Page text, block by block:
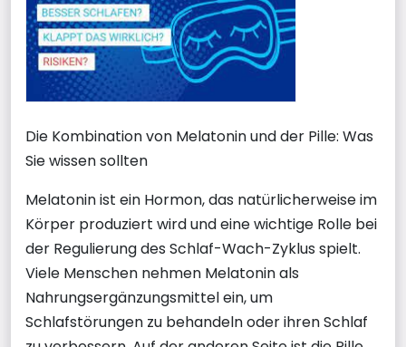
Die Kombination von Melatonin und der Pille: Was
Sie wissen sollten
Melatonin ist ein Hormon, das natürlicherweise im
Körper produziert wird und eine wichtige Rolle bei
der Regulierung des Schlaf-Wach-Zyklus spielt.
Viele Menschen nehmen Melatonin als
Nahrungsergänzungsmittel ein, um
Schlafstörungen zu behandeln oder ihren Schlaf